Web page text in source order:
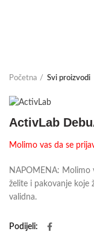
Početna Svi proizvodi
ActivLab
Molimo vas da se
NAPOMENA: Molimo
želite i pakovanje koje
validna.
Podijeli